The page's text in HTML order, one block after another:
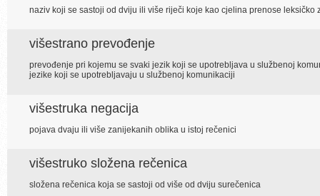
naziv koji se sastoji od dviju ili više riječi koje kao cjelina prenose leksičko
višestrano prevođenje
prevođenje pri kojemu se svaki jezik koji se upotrebljava u službenoj
jezike koji se upotrebljavaju u službenoj komunikaciji
višestruka negacija
pojava dvaju ili više zanijekanih oblika u istoj rečenici
višestruko složena rečenica
složena rečenica koja se sastoji od više od dviju surečenica